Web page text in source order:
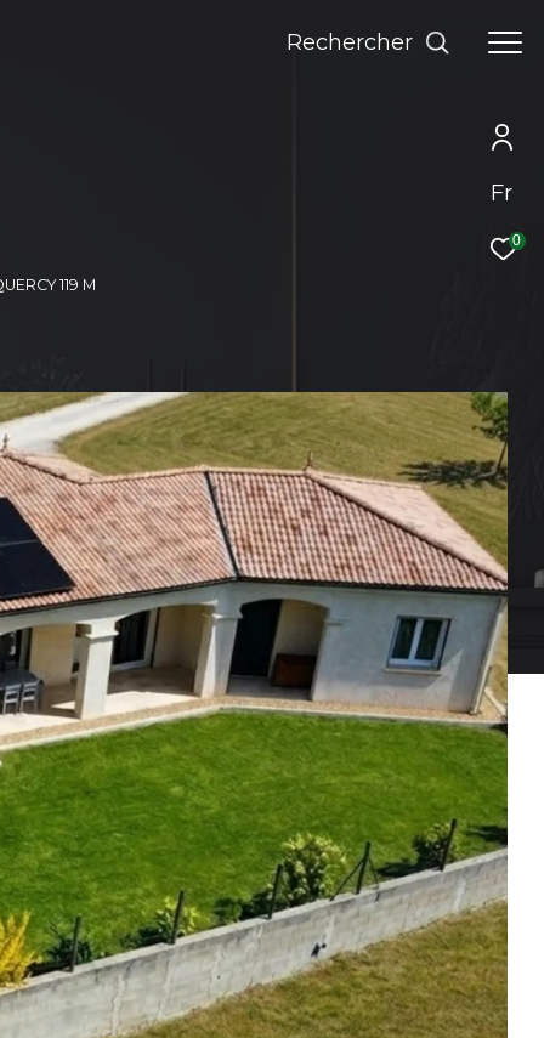
Fr
0
rechercher
119 M